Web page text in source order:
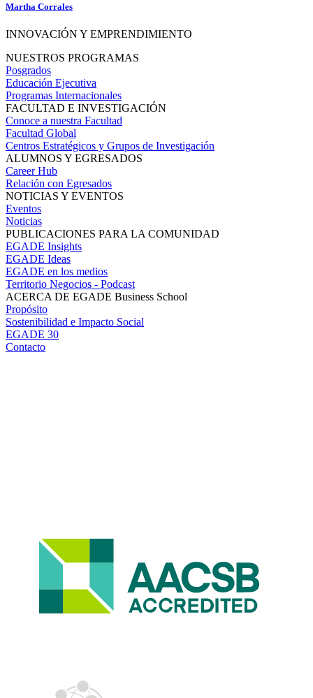
Martha Corrales
INNOVACIÓN Y EMPRENDIMIENTO
NUESTROS PROGRAMAS
Posgrados
Educación Ejecutiva
Programas Internacionales
FACULTAD E INVESTIGACIÓN
Conoce a nuestra Facultad
Facultad Global
Centros Estratégicos y Grupos de Investigación
ALUMNOS Y EGRESADOS
Career Hub
Relación con Egresados
NOTICIAS Y EVENTOS
Eventos
Noticias
PUBLICACIONES PARA LA COMUNIDAD
EGADE Insights
EGADE Ideas
EGADE en los medios
Territorio Negocios - Podcast
ACERCA DE EGADE Business School
Propósito
Sostenibilidad e Impacto Social
EGADE 30
Contacto